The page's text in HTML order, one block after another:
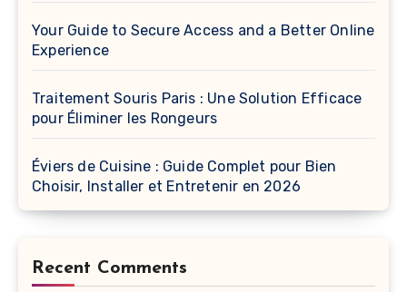
Your Guide to Secure Access and a Better Online
Experience
Traitement Souris Paris : Une Solution Efficace
pour Éliminer les Rongeurs
Éviers de Cuisine : Guide Complet pour Bien
Choisir, Installer et Entretenir en 2026
Recent Comments